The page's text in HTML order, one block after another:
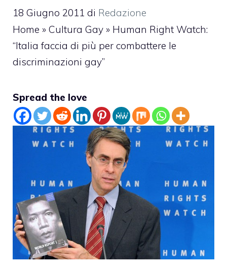
18 Giugno 2011 di Redazione
Home » Cultura Gay » Human Right Watch:
“Italia faccia di più per combattere le
discriminazioni gay”
Spread the love